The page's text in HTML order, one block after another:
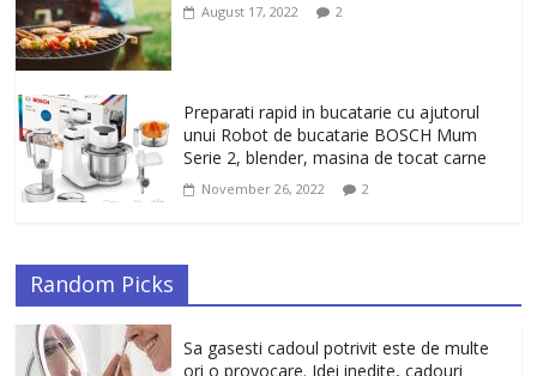
August 17, 2022 2
Preparati rapid in bucatarie cu ajutorul
unui Robot de bucatarie BOSCH Mum
Serie 2, blender, masina de tocat carne
November 26, 2022 2
Random Picks
Sa gasesti cadoul potrivit este de multe
ori o provocare. Idei inedite, cadouri